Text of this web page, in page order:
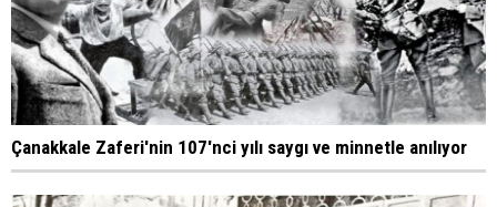
Çanakkale Zaferi'nin 107'nci yılı saygı ve minnetle anılıyor